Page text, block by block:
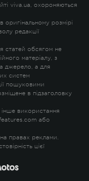
viva.ua, охороняються
оригінальному розмірі
редакції
статей обсягом не
матеріалу, з
джерело, а для
систем
пошуковими
в підзаголовку
використання
або
правах реклами.
цієї